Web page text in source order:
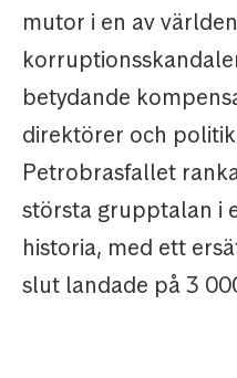
mutor i en av
betydande
direktörer och
Petrobrasfallet
största grupptalan i
historia, med ett
slut landade på 3